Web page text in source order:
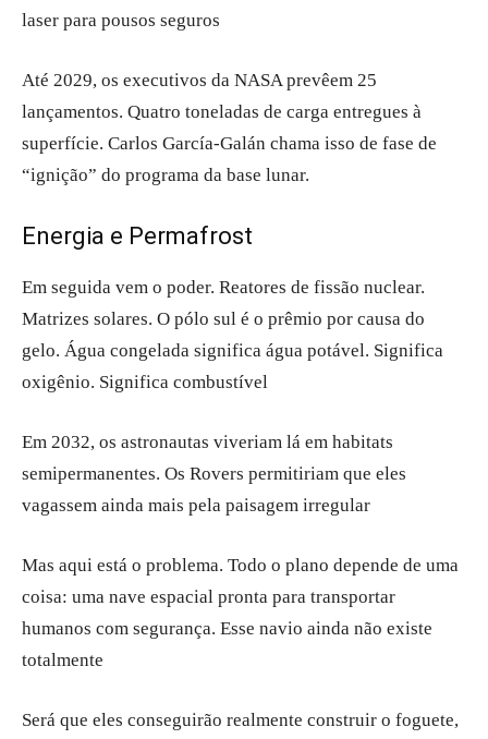
laser para pousos seguros
Até 2029, os executivos da NASA prevêem 25
lançamentos. Quatro toneladas de carga entregues à
superfície. Carlos García-Galán chama isso de fase de
“ignição” do programa da base lunar.
Energia e Permafrost
Em seguida vem o poder. Reatores de fissão nuclear.
Matrizes solares. O pólo sul é o prêmio por causa do
gelo. Água congelada significa água potável. Significa
oxigênio. Significa combustível
Em 2032, os astronautas viveriam lá em habitats
semipermanentes. Os Rovers permitiriam que eles
vagassem ainda mais pela paisagem irregular
Mas aqui está o problema. Todo o plano depende de uma
coisa: uma nave espacial pronta para transportar
humanos com segurança. Esse navio ainda não existe
totalmente
Será que eles conseguirão realmente construir o foguete,